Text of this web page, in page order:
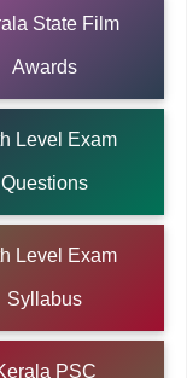
State Film
Awards
Level Exam
Questions
Level Exam
Syllabus
PSC